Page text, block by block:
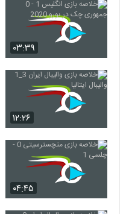
۰۳:۳۹
۱۲:۲۶
۰۴:۴۵